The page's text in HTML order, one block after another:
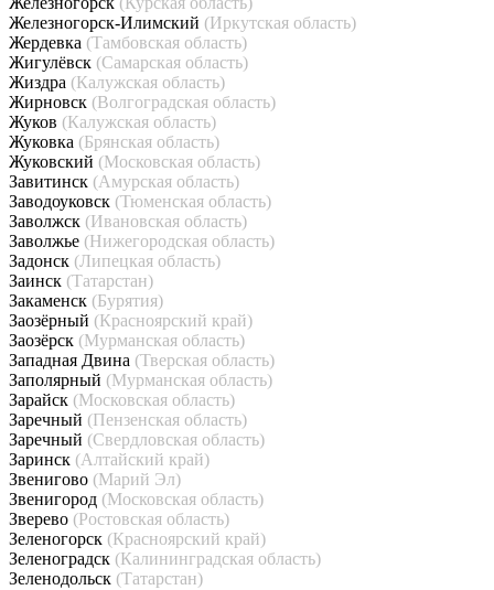
Железногорск-Илимский (Иркутская область)
Жердевка (Тамбовская область)
Жигулёвск (Самарская область)
Жиздра (Калужская область)
Жирновск (Волгоградская область)
Жуков (Калужская область)
Жуковка (Брянская область)
Жуковский (Московская область)
Завитинск (Амурская область)
Заводоуковск (Тюменская область)
Заволжск (Ивановская область)
Заволжье (Нижегородская область)
Задонск (Липецкая область)
Заинск (Татарстан)
Закаменск (Бурятия)
Заозёрный (Красноярский край)
Заозёрск (Мурманская область)
Западная Двина (Тверская область)
Заполярный (Мурманская область)
Зарайск (Московская область)
Заречный (Пензенская область)
Заречный (Свердловская область)
Заринск (Алтайский край)
Звенигово (Марий Эл)
Звенигород (Московская область)
Зверево (Ростовская область)
Зеленогорск (Красноярский край)
Зеленоградск (Калининградская область)
Зеленодольск (Татарстан)